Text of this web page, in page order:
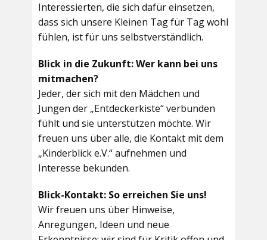
Interessierten, die sich dafür einsetzen,
dass sich unsere Kleinen Tag für Tag wohl
fühlen, ist für uns selbstverständlich.
Blick in die Zukunft: Wer kann bei uns
mitmachen?
Jeder, der sich mit den Mädchen und
Jungen der „Entdeckerkiste“ verbunden
fühlt und sie unterstützen möchte. Wir
freuen uns über alle, die Kontakt mit dem
„Kinderblick e.V.“ aufnehmen und
Interesse bekunden.
Blick-Kontakt: So erreichen Sie uns!
Wir freuen uns über Hinweise,
Anregungen, Ideen und neue